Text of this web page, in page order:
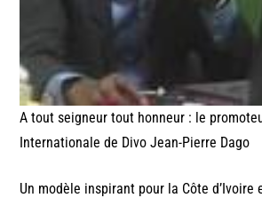
A tout seigneur tout honneur : le
Internationale de Divo Jean-Pierre Dago
Un modèle inspirant pour la Côte d’Ivoire